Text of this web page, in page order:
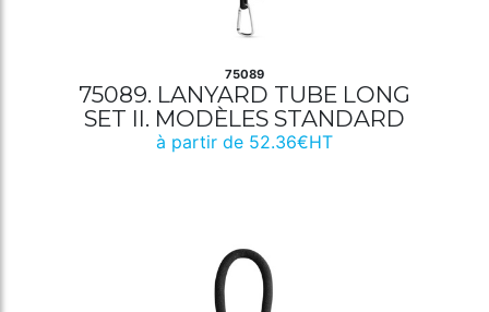
75089
75089. LANYARD TUBE LONG
SET II. MODÈLES STANDARD
à partir de 52.36€HT